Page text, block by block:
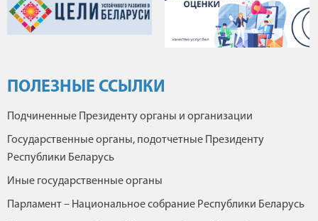
ПОЛЕЗНЫЕ ССЫЛКИ
Подчиненные Президенту органы и организации
Государственные органы, подотчетные Президенту
Республики Беларусь
Иные государственные органы
Парламент – Национальное собрание Республики Беларусь